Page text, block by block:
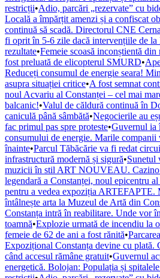
restricții•Adio, parcări „rezervate” cu
Locală a împărțit amenzi și a confiscat
continuă să scadă. Directorul CNE
fi oprit în 5-6 zile dacă intervențiile de la
rezultate•Femeie scoasă inconștientă
fost preluată de elicopterul SMURD•
Reduceți consumul de energie seara!
asupra situației critice•A fost semnat
noul Acvariu al Constanței – cel mai
balcanic!•Valul de căldură continuă în
caniculă până sâmbătă•Negocierile au
fac primul pas spre proteste•Guvernul ia
consumului de energie. Marile companii
înainte•Parcul Tăbăcărie va fi redat
infrastructură modernă și sigură•Sunetul
muzicii în stil ART NOUVEAU. Cazino
legendară a Constanței, noul epicentru
pentru a vedea expoziția ARTEFAPTE.
întâlnește arta la Muzeul de Artă din
Constanța intră în reabilitare. Unde vor
toamnă•Explozie urmată de incendiu la
femeie de 62 de ani a fost rănită•
Expozițional Constanța devine cu plată.
când accesul rămâne gratuit•Guvernul
energetică. Bolojan: Populația și